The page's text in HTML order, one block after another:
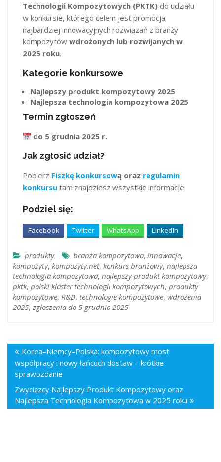
Technologii Kompozytowych (PKTK) do udziału
w konkursie, którego celem jest promocja
najbardziej innowacyjnych rozwiązań z branży
kompozytów wdrożonych lub rozwijanych w
2025 roku.
Kategorie konkursowe
Najlepszy produkt kompozytowy 2025
Najlepsza technologia kompozytowa 2025
Termin zgłoszeń
do 5 grudnia 2025 r.
Jak zgłosić udział?
Pobierz Fiszkę konkursową oraz regulamin
konkursu tam znajdziesz wszystkie informacje
Podziel się:
Facebook Twitter WhatsApp LinkedIn
produkty branża kompozytowa, innowacje,
kompozyty, kompozyty.net, konkurs branżowy, najlepsza
technologia kompozytowa, najlepszy produkt kompozytowy,
pktk, polski klaster technologii kompozytowych, produkty
kompozytowe, R&D, technologie kompozytowe, wdrożenia
2025, zgłoszenia do 5 grudnia 2025
Korea–Niemcy–Polska: kompozytowy most
współpracy i nowy łańcuch dostaw – krótkie
sprawozdanie
Zwycięzcy Najlepszy Produkt Kompozytowy oraz
Najlepsza Technologia Kompozytowa w 2025 roku